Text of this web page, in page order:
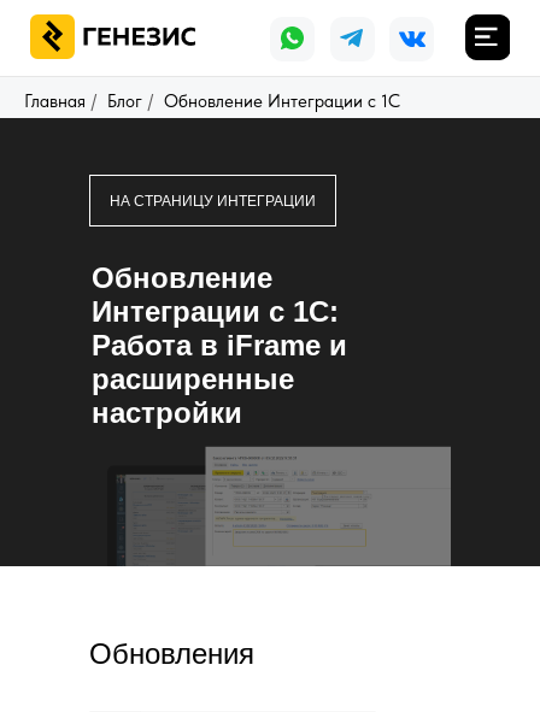
Главная / Блог / Обновление Интеграции с 1С
Обновление
Интеграции с 1С:
Работа в iFrame и
расширенные
настройки
НА СТРАНИЦУ ИНТЕГРАЦИИ
Обновления